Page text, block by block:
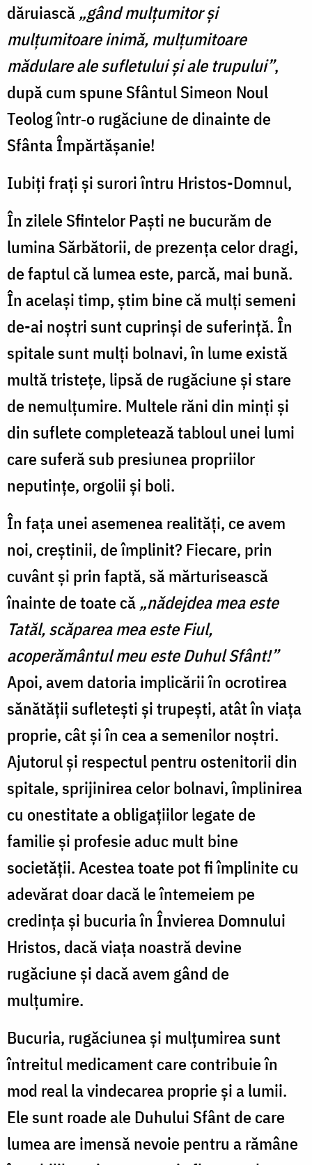
dăruiască „gând mulțumitor și
mulțumitoare inimă, mulțumitoare
mădulare ale sufletului și ale trupului”,
după cum spune Sfântul Simeon Noul
Teolog într‑o rugăciune de dinainte de
Sfânta Împărtășanie!
Iubiți frați și surori întru Hristos-Domnul,
În zilele Sfintelor Paști ne bucurăm de
lumina Sărbătorii, de prezența celor dragi,
de faptul că lumea este, parcă, mai bună.
În același timp, știm bine că mulţi semeni
de-ai noştri sunt cuprinşi de suferinţă. În
spitale sunt mulți bolnavi, în lume există
multă tristețe, lipsă de rugăciune și stare
de nemulțumire. Multele răni din minți și
din suflete completează tabloul unei lumi
care suferă sub presiunea propriilor
neputințe, orgolii și boli.
În fața unei asemenea realităţi, ce avem
noi, creștinii, de împlinit? Fiecare, prin
cuvânt şi prin faptă, să mărturisească
înainte de toate că „nădejdea mea este
Tatăl, scăparea mea este Fiul,
acoperământul meu este Duhul Sfânt!”
Apoi, avem datoria implicării în ocrotirea
sănătății sufletești și trupești, atât în viața
proprie, cât și în cea a semenilor noștri.
Ajutorul și respectul pentru ostenitorii din
spitale, sprijinirea celor bolnavi, împlinirea
cu onestitate a obligațiilor legate de
familie și profesie aduc mult bine
societății. Acestea toate pot fi împlinite cu
adevărat doar dacă le întemeiem pe
credința și bucuria în Învierea Domnului
Hristos, dacă viaţa noastră devine
rugăciune și dacă avem gând de
mulțumire.
Bucuria, rugăciunea și mulțumirea sunt
întreitul medicament care contribuie în
mod real la vindecarea proprie și a lumii.
Ele sunt roade ale Duhului Sfânt de care
lumea are imensă nevoie pentru a rămâne